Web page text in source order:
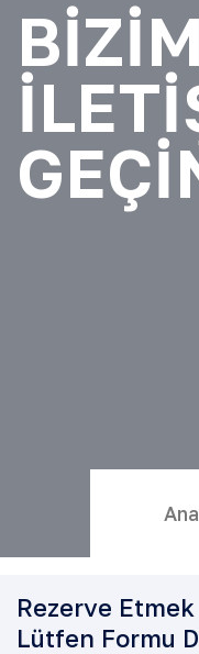
Rezerve
Lütfen Formu